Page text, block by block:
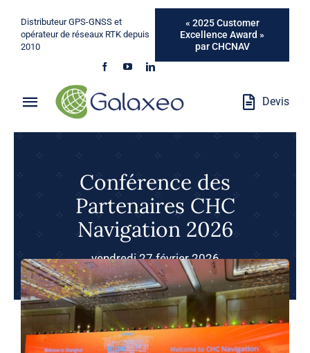
Passer
contenu
Distributeur GPS-GNSS et
opérateur de réseaux RTK depuis
2010
« 2025 Customer
Excellence Award »
par CHCNAV
Toggle
Navigation
Services
Marques
Actualités
Devis
Conférence des
Partenaires CHC
Navigation 2026
vendredi 27 février 2026